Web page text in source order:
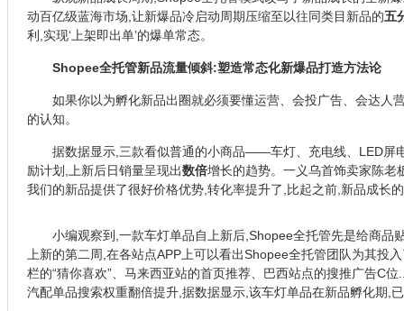
动百亿级蓝海市场,让新爆品冷启动周期压缩至以往同类目新品的五
利,实现‘上架即出单’的爆单常态。
Shopee全托管新品流量倾斜:塑造常态化新爆品打造方法论
如果你以为孵化新品出圈就必须要懂运营、会投广告、会达人
的认知。
据数据显示,三款看似普通的小商品——车灯、充电线、LED屏
励计划,上新后日销量呈现出数倍增长的趋势。一义乌首饰卖家陈老
我们的新品提供了很好价格优势,转化率提升了,比起之前,新品成长
小编观察到,一款车灯单品自上新后,Shopee全托管先是给商品
上新的第二周,在各站点APP上可以看出Shopee全托管团队为其投
栏的“猜你喜欢”、马来西亚站的首页推荐、巴西站点的搜推广告C
汽配单品搜索权重翻倍提升,据数据显示,该车灯单品在新品孵化期,